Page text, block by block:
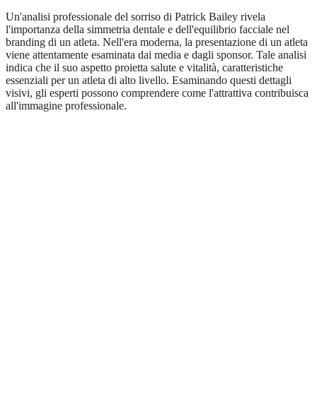
Un'analisi professionale del sorriso di Patrick Bailey rivela
l'importanza della simmetria dentale e dell'equilibrio facciale nel
branding di un atleta. Nell'era moderna, la presentazione di un atleta
viene attentamente esaminata dai media e dagli sponsor. Tale analisi
indica che il suo aspetto proietta salute e vitalità, caratteristiche
essenziali per un atleta di alto livello. Esaminando questi dettagli
visivi, gli esperti possono comprendere come l'attrattiva contribuisca
all'immagine professionale.